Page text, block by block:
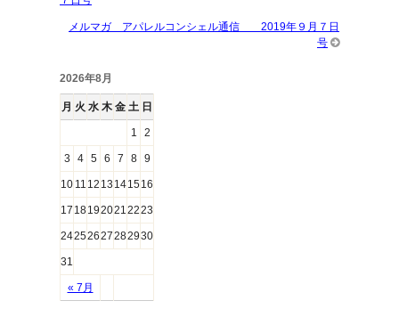
メルマガ アパレルコンシェル通信 2019年９月７日
号
2026年8月
月 火 水 木 金 土 日
« 7月
1 2
3 4 5 6 7 8 9
10 11 12 13 141516
17 181920212223
24252627282930
31